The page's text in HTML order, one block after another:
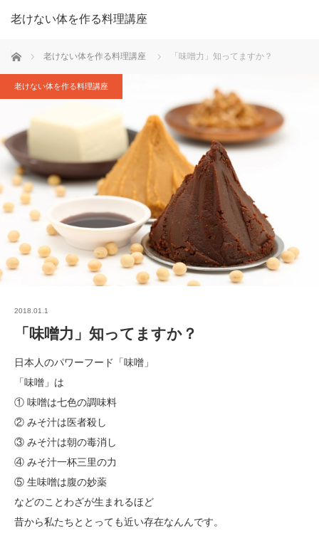
老けない体を作る料理講座
ホーム 老けない体を作る料理講座 「味噌力」知ってますか？
老けない体を作る料理講座
2018.01.1
「味噌力」知ってますか？
日本人のパワーフード「味噌」
「味噌」は
① 味噌は七色の調味料
② みそ汁は医者殺し
③ みそ汁は朝の毒消し
④ みそ汁一杯三里の力
⑤ 生味噌は腹の妙薬
などのことわざが生まれるほど
昔から私たちととっても近い存在なんんです。